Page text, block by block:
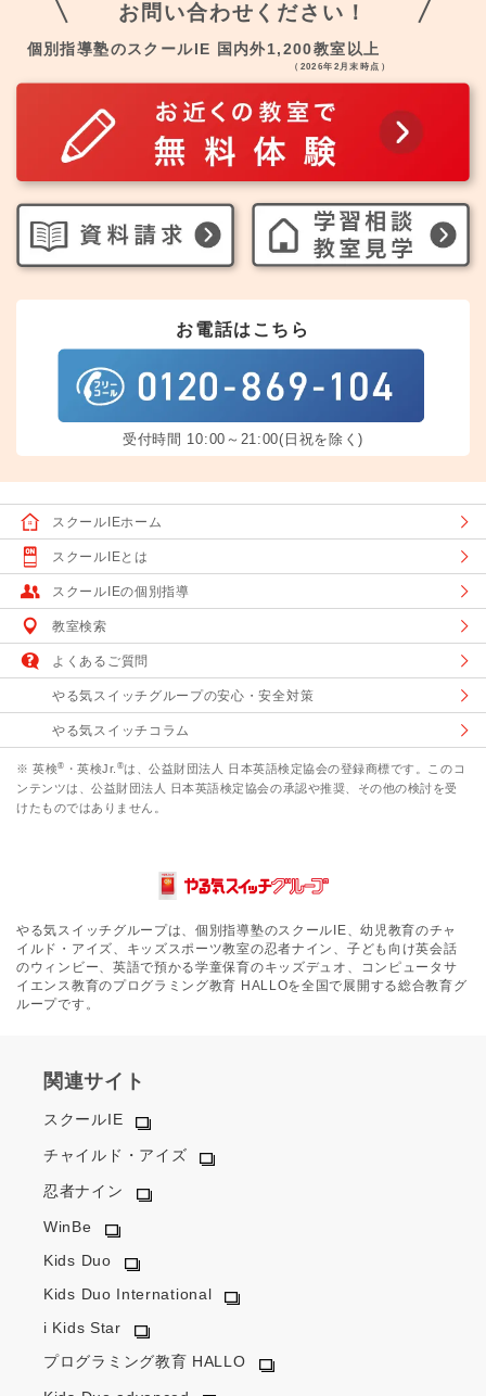
お問い合わせください！
個別指導塾のスクールIE 国内外1,200教室以上
（2026年2月末時点）
お電話はこちら
受付時間 10:00～21:00(日祝を除く)
スクールIEホーム
スクールIEとは
スクールIEの個別指導
教室検索
よくあるご質問
やる気スイッチグループの安心・安全対策
やる気スイッチコラム
※ 英検® ・英検Jr. ®は、公益財団法人 日本英語検定協会の登録商標です。このコ
ンテンツは、公益財団法人 日本英語検定協会の承認や推奨、その他の検討を受
けたものではありません。
やる気スイッチグループは、個別指導塾のスクールIE、幼児教育のチャ
イルド・アイズ、キッズスポーツ教室の忍者ナイン、子ども向け英会話
のウィンビー、英語で預かる学童保育のキッズデュオ、コンピュータサ
イエンス教育のプログラミング教育 HALLOを全国で展開する総合教育グ
ループです。
関連サイト
スクールIE
チャイルド・アイズ
忍者ナイン
WinBe
Kids Duo
Kids Duo International
i Kids Star
プログラミング教育 HALLO